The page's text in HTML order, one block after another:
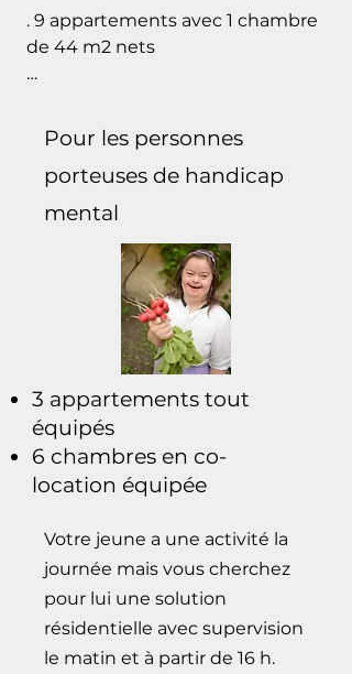
mentale qui vivent dans
l'habitat groupé. Mais aussi avec
. 9 appartements avec 1 chambre
de 44 m2 nets
de 67 m2 nets
.  avec équipement complet :
kitchenette, salle de bain, wc,
. et un jardinet privé (au rez)  ou
une terrasse privée (à l'étage)
Pour les personnes
porteuses de handicap
mental
3 appartements tout
équipés
6 chambres en co-
location équipée
Votre jeune a une activité la
journée mais vous cherchez
pour lui une solution
résidentielle avec supervision
le matin et à partir de 16 h.